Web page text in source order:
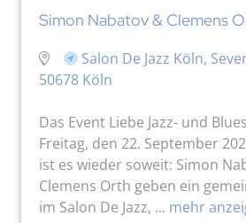
Simon Nabatov & Clemens
Salon De Jazz Köln,
50678 Köln
Das Event Liebe Jazz- und
Freitag, den 22. September
ist es wieder soweit: Simon
Clemens Orth geben ein
im Salon De Jazz, ... mehr